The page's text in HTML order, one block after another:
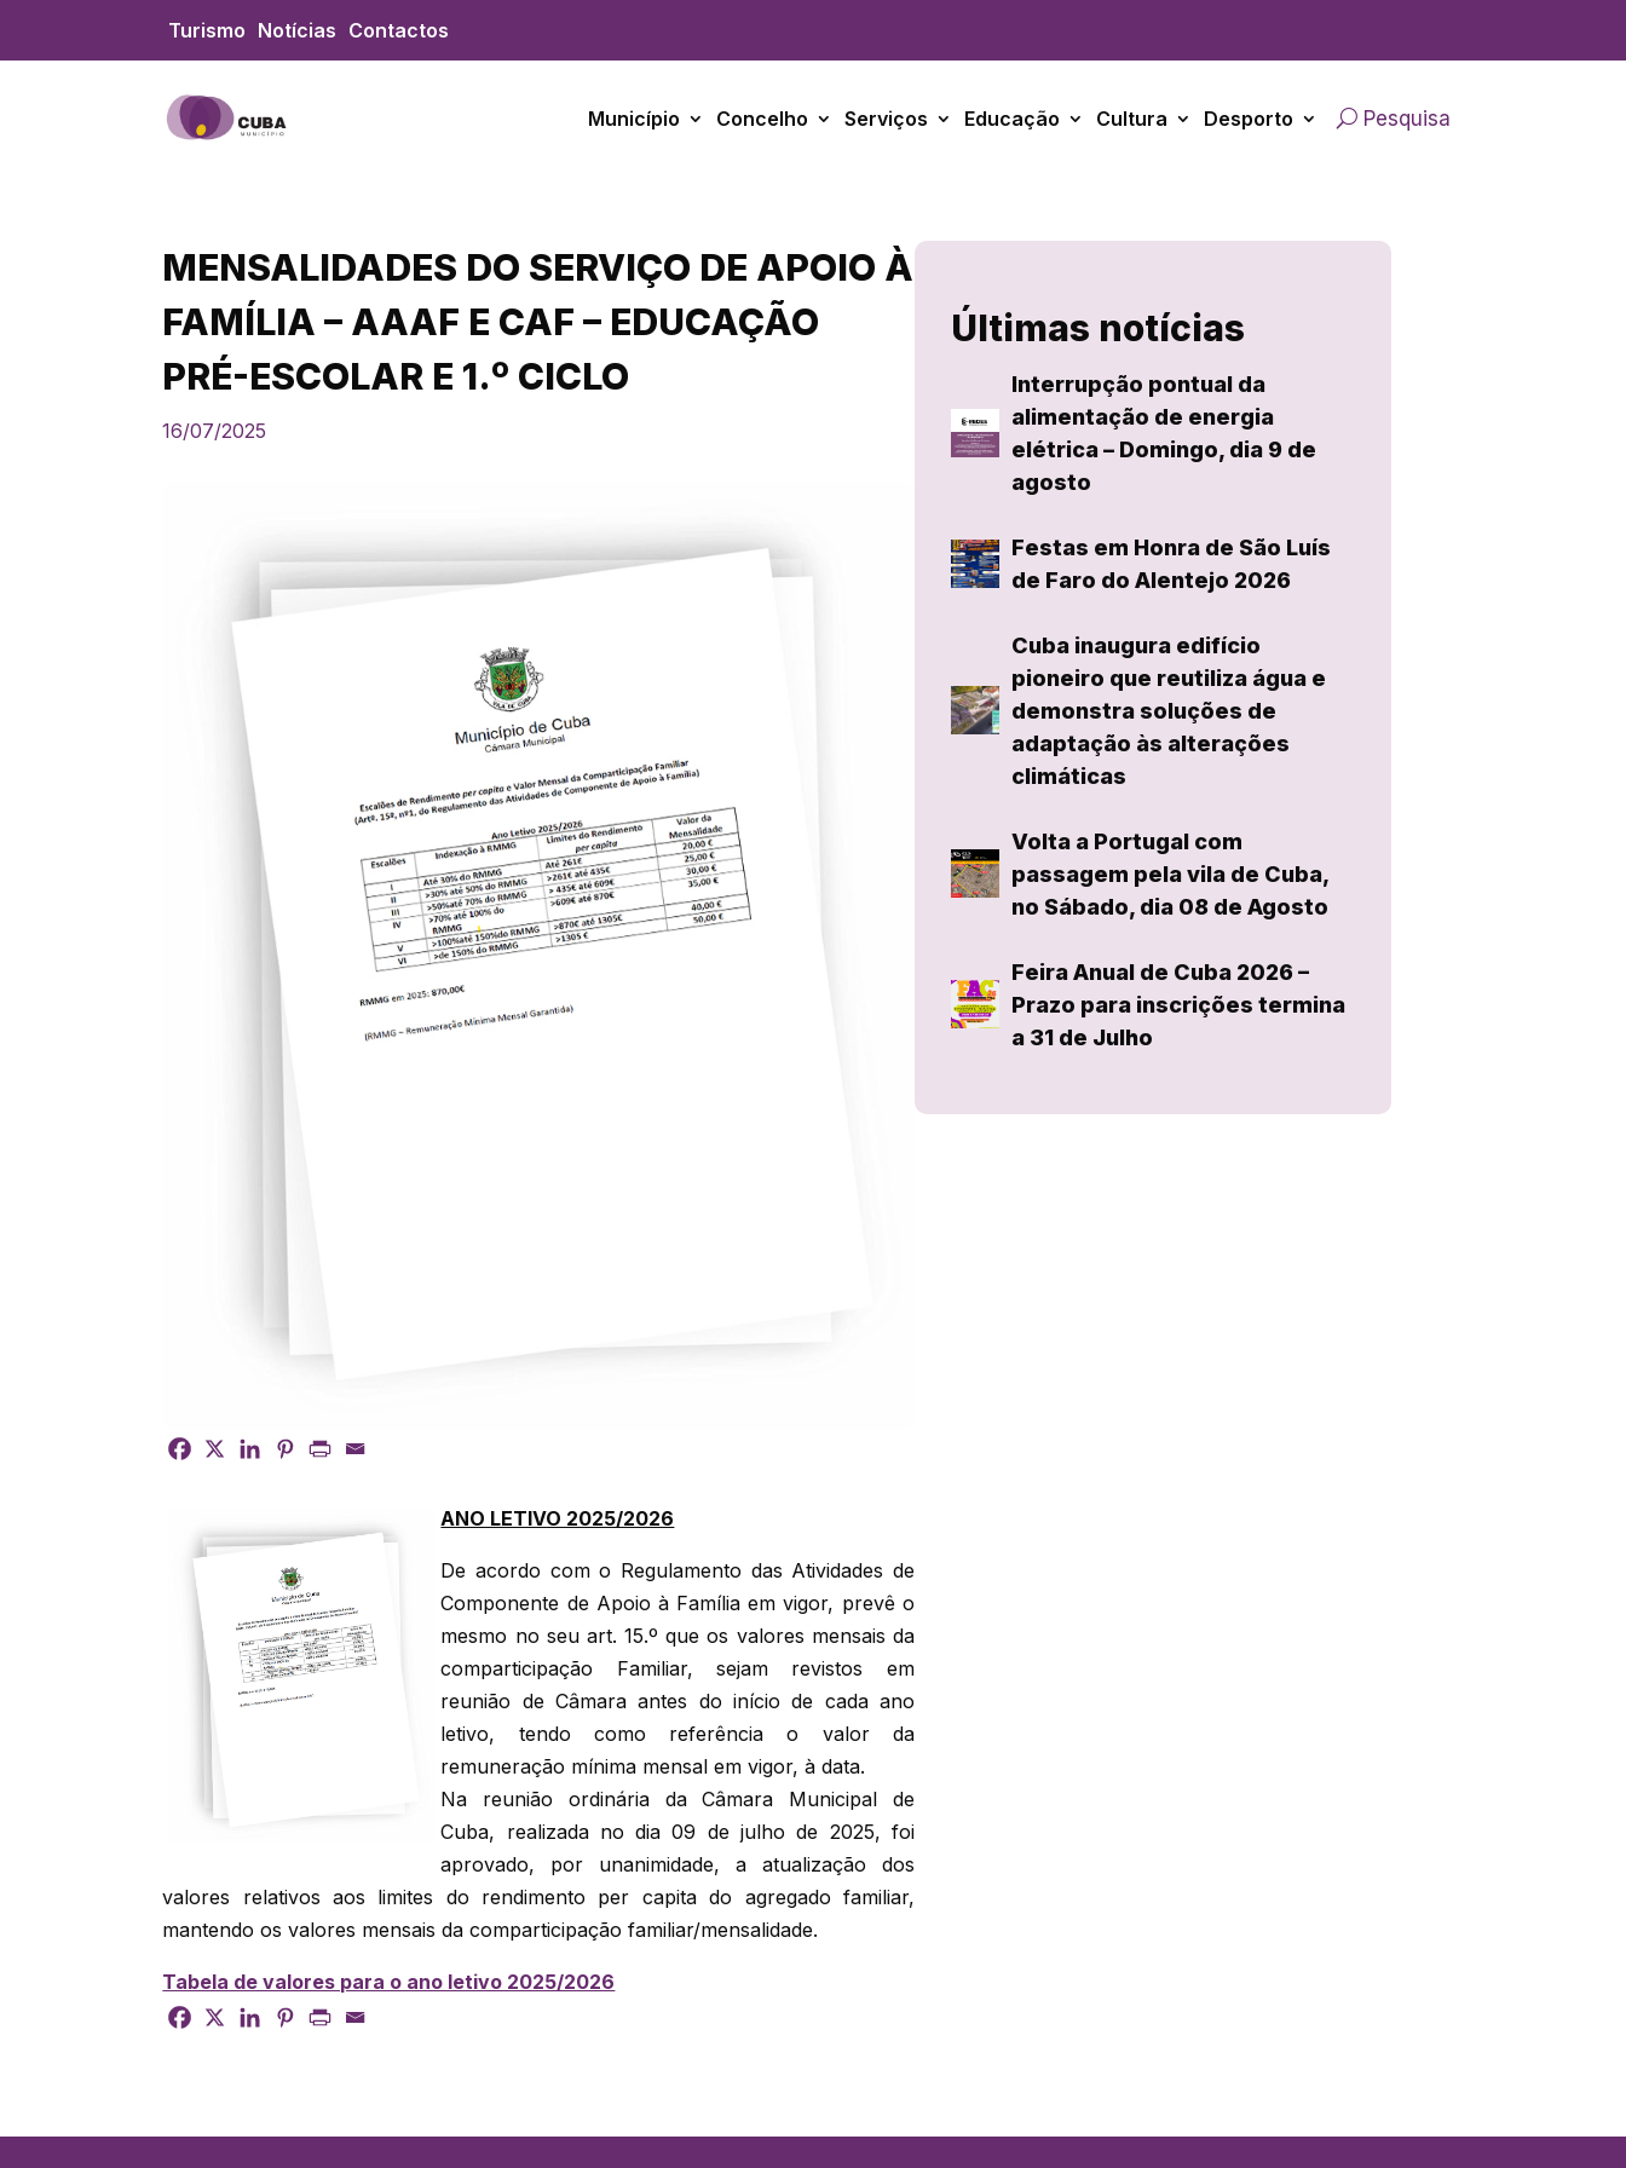
content
Turismo Notícias Contactos
Município Concelho Serviços Educação Cultura Desporto Pesquisa
MENSALIDADES DO SERVIÇO DE APOIO À
FAMÍLIA – AAAF E CAF – EDUCAÇÃO
PRÉ-ESCOLAR E 1.º CICLO
16/07/2025
ANO LETIVO 2025/2026
De acordo com o Regulamento das Atividades de
Componente de Apoio à Família em vigor, prevê o
mesmo no seu art. 15.º que os valores mensais da
comparticipação Familiar, sejam revistos em
reunião de Câmara antes do início de cada ano
letivo, tendo como referência o valor da
remuneração mínima mensal em vigor, à data.
Na reunião ordinária da Câmara Municipal de
Cuba, realizada no dia 09 de julho de 2025, foi
aprovado, por unanimidade, a atualização dos
valores relativos aos limites do rendimento per capita do agregado familiar,
mantendo os valores mensais da comparticipação familiar/mensalidade.
Tabela de valores para o ano letivo 2025/2026
Últimas notícias
Interrupção pontual da
alimentação de energia
elétrica – Domingo, dia 9 de
agosto
Festas em Honra de São Luís
de Faro do Alentejo 2026
Cuba inaugura edifício
pioneiro que reutiliza água e
demonstra soluções de
adaptação às alterações
climáticas
Volta a Portugal com
passagem pela vila de Cuba,
no Sábado, dia 08 de Agosto
Feira Anual de Cuba 2026 –
Prazo para inscrições termina
a 31 de Julho